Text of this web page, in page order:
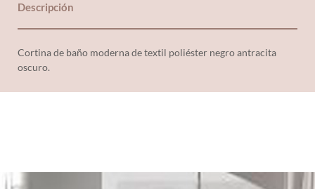
Descripción
Cortina de baño moderna de textil poliéster negro antracita
oscuro.